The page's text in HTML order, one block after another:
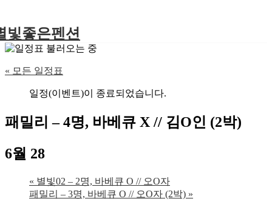
빛좋은펜션
« 모든 일정표
일정(이벤트)이 종료되었습니다.
패밀리 – 4명, 바베큐 X // 김O인 (2박)
6월 28
« 별빛02 – 2명, 바베큐 O // 오O자
패밀리 – 3명, 바베큐 O // 오O자 (2박) »